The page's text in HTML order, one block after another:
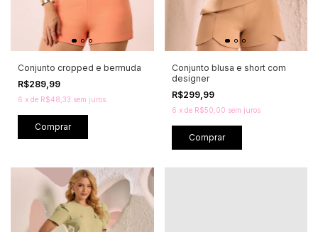
Conjunto cropped e bermuda
R$289,99
6 x de R$48,33 sem juros
Comprar
Conjunto blusa e short com
designer
R$299,99
6 x de R$50,00 sem juros
Comprar